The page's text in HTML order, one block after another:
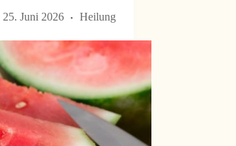
25. Juni 2026 Heilung